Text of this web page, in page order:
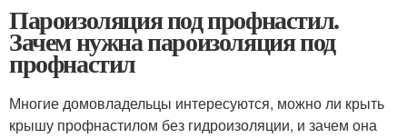
Пароизоляция под профнастил.
Зачем нужна пароизоляция под
профнастил
Многие домовладельцы интересуются, можно ли крыть
крышу профнастилом без гидроизоляции, и зачем она